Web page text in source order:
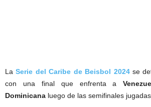
LaSerie del Caribe de Beisbol 2024se
con una final que enfrenta a
Dominicana luego de las semifinales